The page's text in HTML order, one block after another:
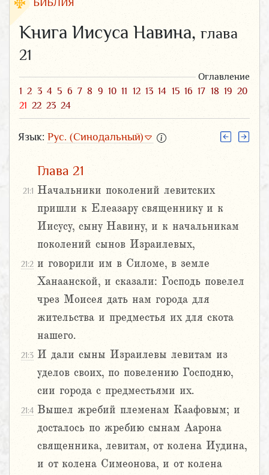
БИБЛИЯ
Книга Иисуса Навина, глава
21
Оглавление
1 2 3 4 5 6 7 8 9 10 11 12 13 14 15 16 17 18 19 20
21 22 23 24
Язык: Рус. (Синодальный)
Глава 21
21:1 Начальники поколений левитских
пришли к Елеазару священнику и к
Иисусу, сыну Навину, и к начальникам
поколений сынов Израилевых,
21:2 и говорили им в Силоме, в земле
Ханаанской, и сказали: Господь повелел
чрез Моисея дать нам города для
жительства и предместья их для скота
нашего.
21:3 И дали сыны Израилевы левитам из
уделов своих, по повелению Господню,
сии города с предместьями их.
21:4 Вышел жребий племенам Каафовым; и
досталось по жребию сынам Аарона
священника, левитам, от колена Иудина,
и от колена Симеонова, и от колена